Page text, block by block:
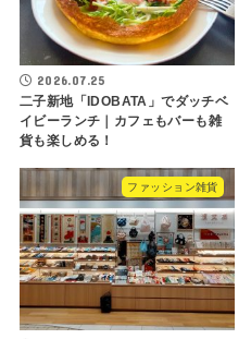
2026.07.25
二子新地「IDOBATA」でダッチベ
イビーランチ｜カフェもバーも雑
貨も楽しめる！
ファッション雑貨